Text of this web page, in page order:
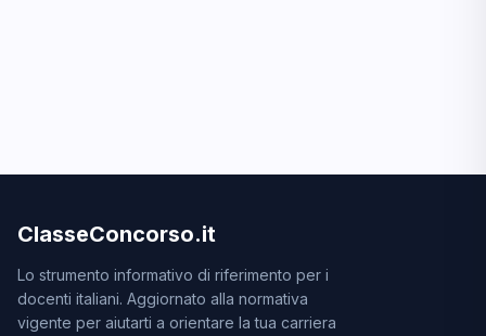
ClasseConcorso.it
Lo strumento informativo di riferimento per i
docenti italiani. Aggiornato alla normativa
vigente per aiutarti a orientare la tua carriera